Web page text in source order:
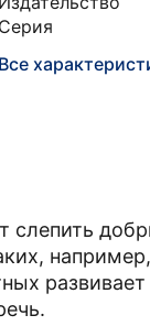
Серия
Все